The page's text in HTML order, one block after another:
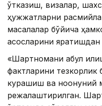
ўтказиш, визалар,
ҳужжатларни
масалалар бўйича
асосларини яратишдан
«Шартномани қабул
фактларини тезкорлик
курашиш ва ноқонуний
режалаштирилган.